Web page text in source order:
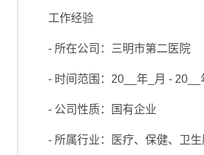
工作经验
- 所在公司：三明市第二医院
- 时间范围：20__年_月 - 20__
- 公司性质：国有企业
- 所属行业：医疗、保健、卫生